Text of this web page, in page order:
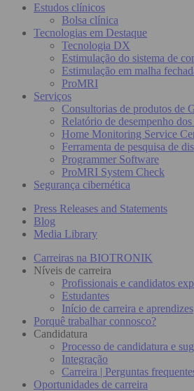
Estudos clínicos
Bolsa clínica
Tecnologias em Destaque
Tecnologia DX
Estimulação do sistema de
Estimulação em malha
ProMRI
Serviços
Consultorias de produtos de
Relatório de desempenho
Home Monitoring Service
Ferramenta de pesquisa de
Programmer Software
ProMRI System Check
Segurança cibernética
Press Releases and Statements
Blog
Media Library
Carreiras na BIOTRONIK
Níveis de carreira
Profissionais e candidatos
Estudantes
Início de carreira e aprendizes
Porquê trabalhar connosco?
Candidatura
Processo de candidatura e
Integração
Carreira | Perguntas
Oportunidades de carreira